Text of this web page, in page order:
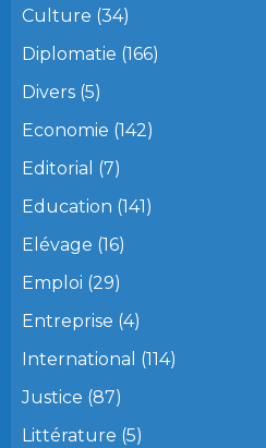
Culture (34)
Diplomatie (166)
Divers (5)
Economie (142)
Editorial (7)
Education (141)
Elévage (16)
Emploi (29)
Entreprise (4)
International (114)
Justice (87)
Littérature (5)